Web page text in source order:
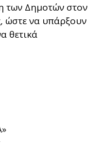
των Δημοτών στον
ώστε να υπάρξουν
θετικά